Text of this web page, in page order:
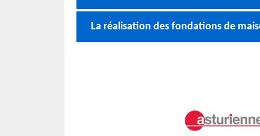
La réalisation des fondations de